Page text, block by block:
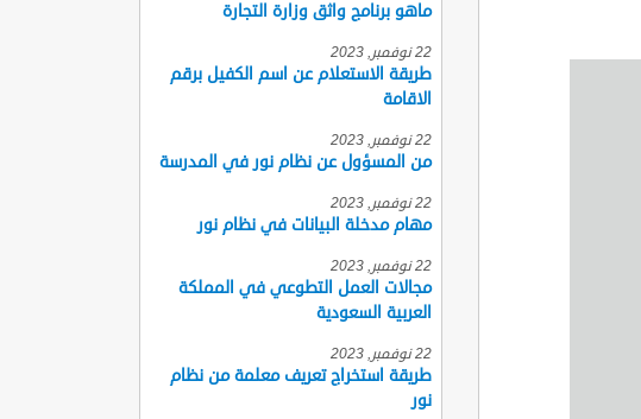
ماهو برنامج واثق وزارة التجارة
22 نوفمبر, 2023
طريقة الاستعلام عن اسم الكفيل برقم
الاقامة
22 نوفمبر, 2023
من المسؤول عن نظام نور في المدرسة
22 نوفمبر, 2023
مهام مدخلة البيانات في نظام نور
22 نوفمبر, 2023
مجالات العمل التطوعي في المملكة
العربية السعودية
22 نوفمبر, 2023
طريقة استخراج تعريف معلمة من نظام
نور